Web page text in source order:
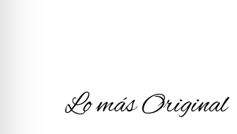
Lo más Original